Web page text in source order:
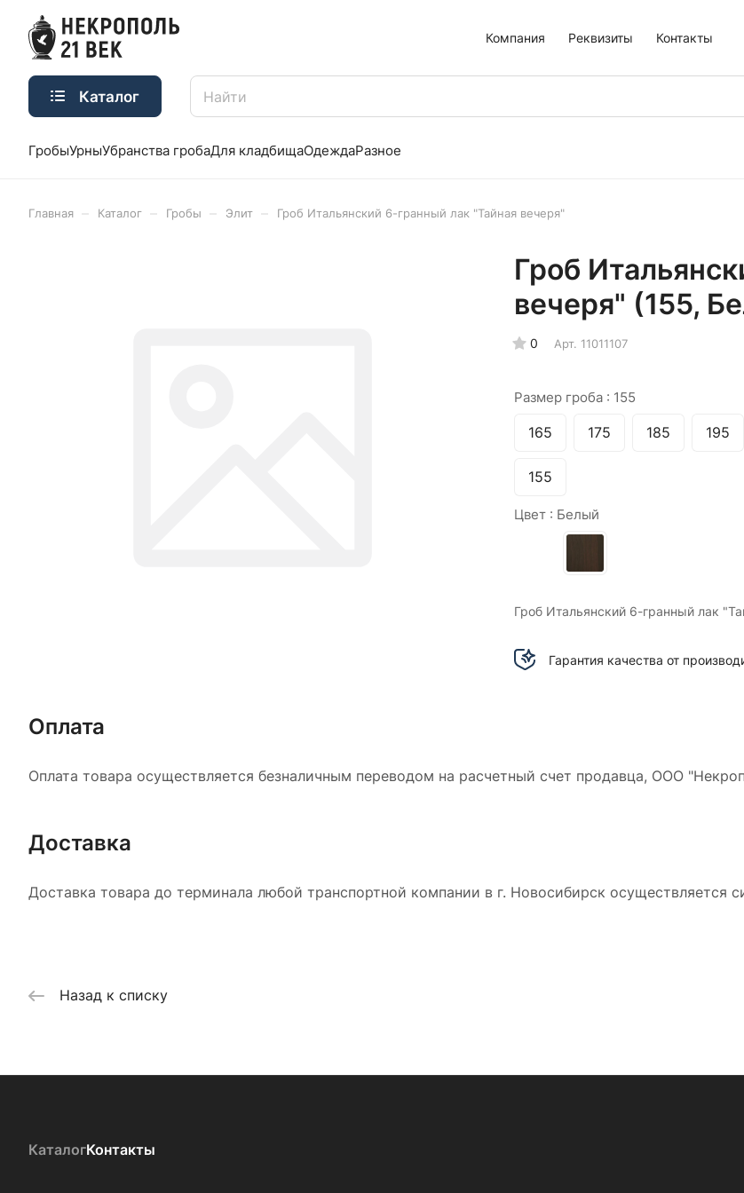
Компания Реквизиты Контакты
Каталог
ГробыУрныУбранства гробаДля кладбищаОдеждаРазное
Главная Каталог Гробы Элит Гроб Итальянский 6-гранный лак "Тайная вечеря"
Гроб
вечеря" (155,
0 Арт. 11011107
Размер гроба : 155
165 175 185 195
155
Цвет : Белый
Гроб Итальянский 6-гранный лак
Гарантия качества от
Оплата
Оплата товара осуществляется безналичным переводом на расчетный счет продавца, ООО
Доставка
Доставка товара до терминала любой транспортной компании в г. Новосибирск осуществляется
Назад к списку
КаталогКонтакты